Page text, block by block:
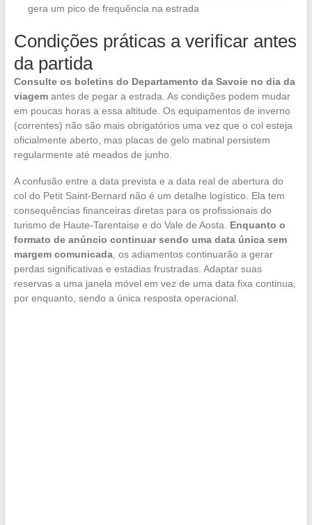
gera um pico de frequência na estrada
Condições práticas a verificar antes
da partida
Consulte os boletins do Departamento da Savoie no dia da
viagemantes de pegar a estrada. As condições podem mudar
em poucas horas a essa altitude. Os equipamentos de inverno
(correntes) não são mais obrigatórios uma vez que o col esteja
oficialmente aberto, mas placas de gelo matinal persistem
regularmente até meados de junho.
A confusão entre a data prevista e a data real de abertura do
col do Petit Saint-Bernard não é um detalhe logístico. Ela tem
consequências financeiras diretas para os profissionais do
turismo de Haute-Tarentaise e do Vale de Aosta. Enquanto o
formato de anúncio continuar sendo uma data única sem
margem comunicada, os adiamentos continuarão a gerar
perdas significativas e estadias frustradas. Adaptar suas
reservas a uma janela móvel em vez de uma data fixa continua,
por enquanto, sendo a única resposta operacional.